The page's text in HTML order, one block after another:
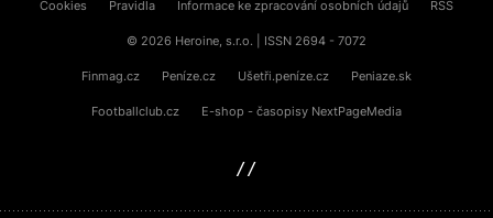
Cookies Pravidla Informace ke zpracování osobních údajů RSS
© 2026 Heroine, s.r.o. | ISSN 2694 - 7072
Finmag.cz Peníze.cz Ušetři.peníze.cz Peniaze.sk
Footballclub.cz E-shop - časopisy NextPageMedia